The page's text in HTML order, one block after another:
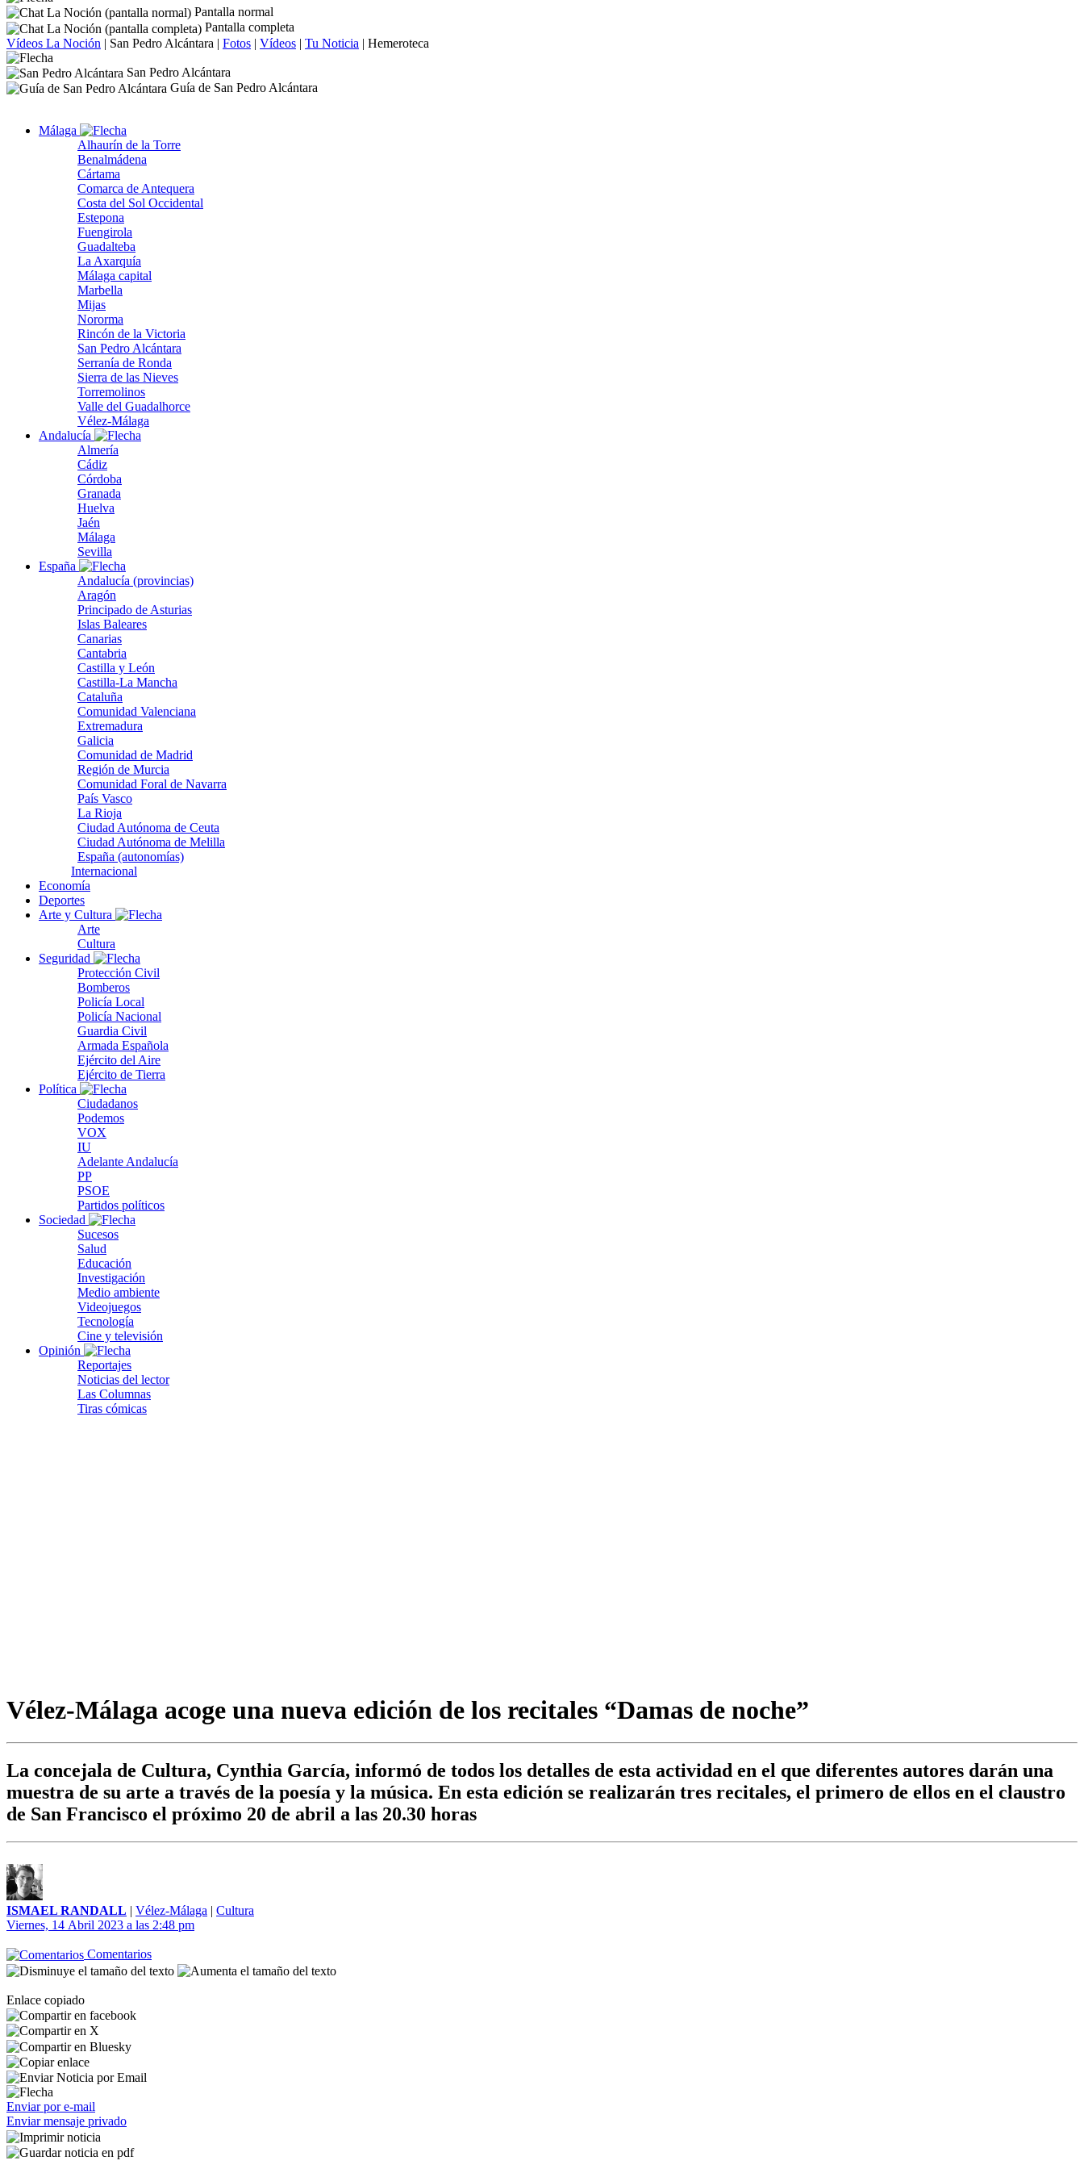
Pantalla normal
Pantalla completa
Vídeos La Noción | San Pedro Alcántara | Fotos | Vídeos | Tu Noticia | Hemeroteca
San Pedro Alcántara
Guía de San Pedro Alcántara
Málaga
Alhaurín de la Torre
Benalmádena
Cártama
Comarca de Antequera
Costa del Sol Occidental
Estepona
Fuengirola
Guadalteba
La Axarquía
Málaga capital
Marbella
Mijas
Nororma
Rincón de la Victoria
San Pedro Alcántara
Serranía de Ronda
Sierra de las Nieves
Torremolinos
Valle del Guadalhorce
Vélez-Málaga
Andalucía
Almería
Cádiz
Córdoba
Granada
Huelva
Jaén
Málaga
Sevilla
España
Andalucía (provincias)
Aragón
Principado de Asturias
Islas Baleares
Canarias
Cantabria
Castilla y León
Castilla-La Mancha
Cataluña
Comunidad Valenciana
Extremadura
Galicia
Comunidad de Madrid
Región de Murcia
Comunidad Foral de Navarra
País Vasco
La Rioja
Ciudad Autónoma de Ceuta
Ciudad Autónoma de Melilla
España (autonomías)
Internacional
Economía
Deportes
Arte y Cultura
Arte
Cultura
Seguridad
Protección Civil
Bomberos
Policía Local
Policía Nacional
Guardia Civil
Armada Española
Ejército del Aire
Ejército de Tierra
Política
Ciudadanos
Podemos
VOX
IU
Adelante Andalucía
PP
PSOE
Partidos políticos
Sociedad
Sucesos
Salud
Educación
Investigación
Medio ambiente
Videojuegos
Tecnología
Cine y televisión
Opinión
Reportajes
Noticias del lector
Las Columnas
Tiras cómicas
Vélez-Málaga acoge una nueva edición de los recitales “Damas de noche”
La concejala de Cultura, Cynthia García, informó de todos los detalles de esta actividad en el que diferentes autores darán una
muestra de su arte a través de la poesía y la música. En esta edición se realizarán tres recitales, el primero de ellos en el claustro
de San Francisco el próximo 20 de abril a las 20.30 horas
ISMAEL RANDALL | Vélez-Málaga | Cultura
Viernes, 14 Abril 2023 a las 2:48 pm
Comentarios
Enlace copiado
Enviar por e-mail
Enviar mensaje privado